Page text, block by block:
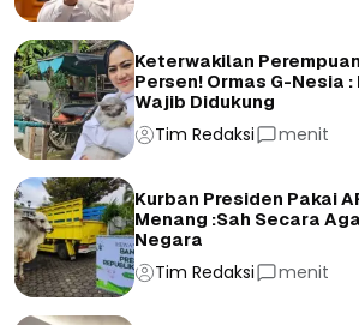
Keterwakilan
Persen! Ormas G-Nesia
Wajib Didukung
Tim Redaksi menit
Kurban Presiden Pakai
Menang :Sah Secara
Negara
Tim Redaksi menit